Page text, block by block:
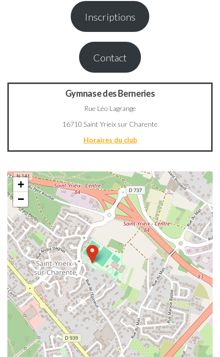
Inscriptions
Contact
Gymnase des Berneries
Rue Léo Lagrange
16710 Saint Yrieix sur Charente
Horaires du club
+
−